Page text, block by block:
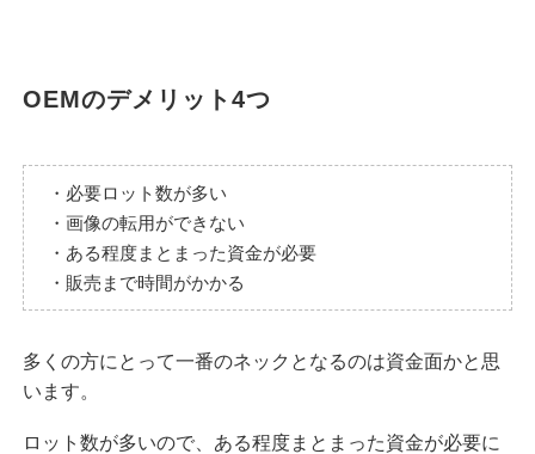
OEMのデメリット4つ
・必要ロット数が多い
・画像の転用ができない
・ある程度まとまった資金が必要
・販売まで時間がかかる
多くの方にとって一番のネックとなるのは資金面かと思
います。
ロット数が多いので、ある程度まとまった資金が必要に